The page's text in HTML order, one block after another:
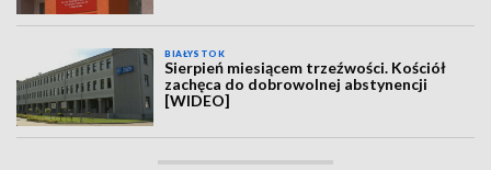
BIAŁYSTOK
Sierpień miesiącem trzeźwości. Kościół
zachęca do dobrowolnej abstynencji
[WIDEO]